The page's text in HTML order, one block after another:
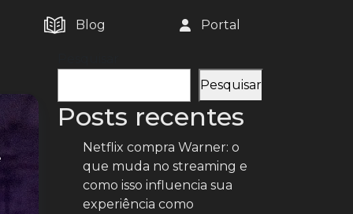
Blog Portal
Pesquisar
Posts recentes
Netflix compra Warner: o
que muda no streaming e
como isso influencia sua
experiência como